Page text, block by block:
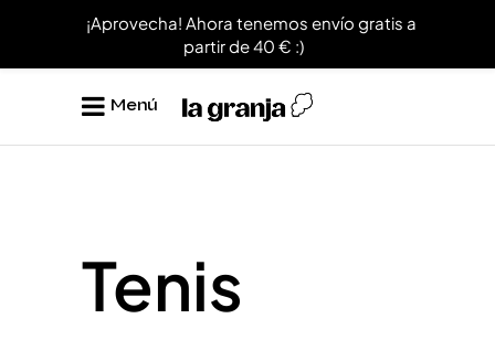
Menú
Tenis
¡Aprovecha! Ahora tenemos envío gratis a
partir de 40 € :)